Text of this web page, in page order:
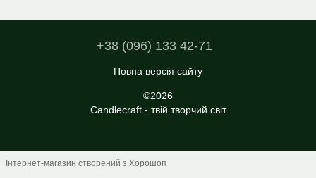
+38 (096) 133 42-71
Повна версія сайту
©2026
Candlecraft - твій творчий світ
Інтернет-магазин створений з Хорошоп